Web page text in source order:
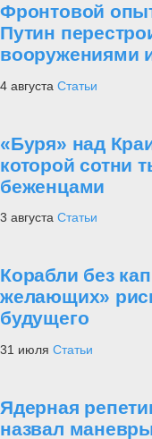
Фронтовой
Путин
вооружениями
4 августа Статьи
«Буря» над
которой сотни
беженцами
3 августа Статьи
Корабли без
желающих»
будущего
31 июля Статьи
Ядерная
назвал